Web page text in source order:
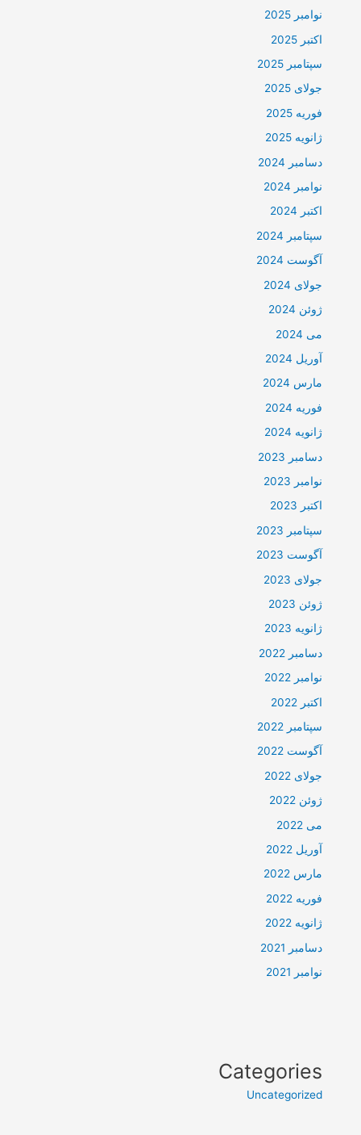
نوامبر 2025
اکتبر 2025
سپتامبر 2025
جولای 2025
فوریه 2025
ژانویه 2025
دسامبر 2024
نوامبر 2024
اکتبر 2024
سپتامبر 2024
آگوست 2024
جولای 2024
ژوئن 2024
می 2024
آوریل 2024
مارس 2024
فوریه 2024
ژانویه 2024
دسامبر 2023
نوامبر 2023
اکتبر 2023
سپتامبر 2023
آگوست 2023
جولای 2023
ژوئن 2023
ژانویه 2023
دسامبر 2022
نوامبر 2022
اکتبر 2022
سپتامبر 2022
آگوست 2022
جولای 2022
ژوئن 2022
می 2022
آوریل 2022
مارس 2022
فوریه 2022
ژانویه 2022
دسامبر 2021
نوامبر 2021
Categories
Uncategorized